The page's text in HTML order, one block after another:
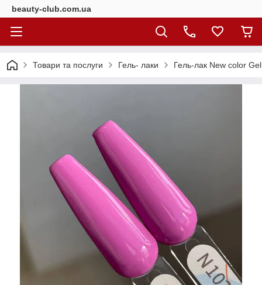
beauty-club.com.ua
Товари та послуги Гель- лаки Гель-лак New color